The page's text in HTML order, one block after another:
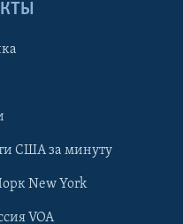
США за минуту
New York
VOA